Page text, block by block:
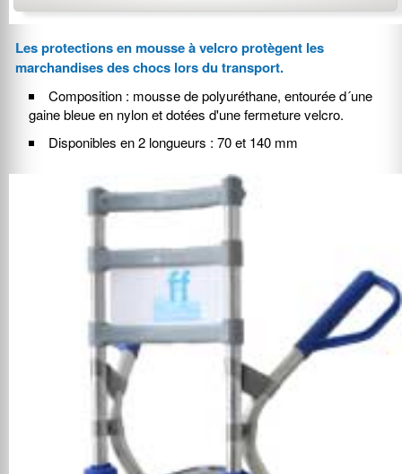
Les protections en mousse à velcro protègent les
marchandises des chocs lors du transport.
Composition : mousse de polyuréthane, entourée d´une
gaine bleue en nylon et dotées d'une fermeture velcro.
Disponibles en 2 longueurs : 70 et 140 mm